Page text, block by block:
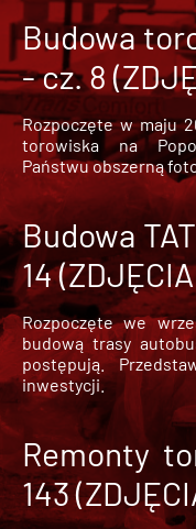
Budowa
- cz. 8
Rozpoczęte w maju
torowiska na
Państwu obszerną
Budowa
14
Rozpoczęte we
budową trasy
postępują.
inwestycji.
Remonty
143